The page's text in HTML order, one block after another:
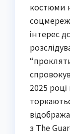
костюми
інтерес
2025
з The